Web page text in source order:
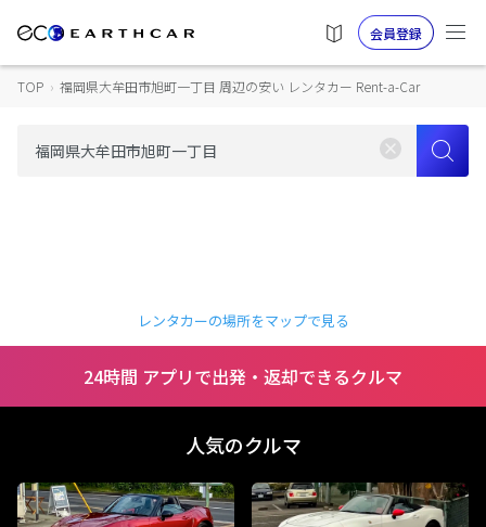
会員登録
TOP › 福岡県大牟田市旭町一丁目 周辺の安い レンタカー Rent-a-Car
レンタカーの場所をマップで見る
24時間 アプリで出発・返却できるクルマ
人気のクルマ